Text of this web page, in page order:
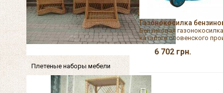
Плетеные наборы мебели
Газонокосилка
Бензиновая
каталоге словенского
6 702 грн.